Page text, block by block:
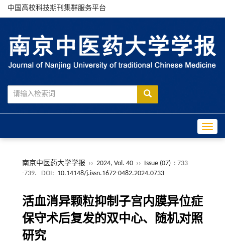
中国高校科技期刊集群服务平台
南京中医药大学学报 ›› 2024, Vol. 40 ›› Issue (07) : 733
-739.
DOI: 10.14148/j.issn.1672-0482.2024.0733
活血消异颗粒抑制子宫内膜异位症
保守术后复发的双中心、随机对照
研究